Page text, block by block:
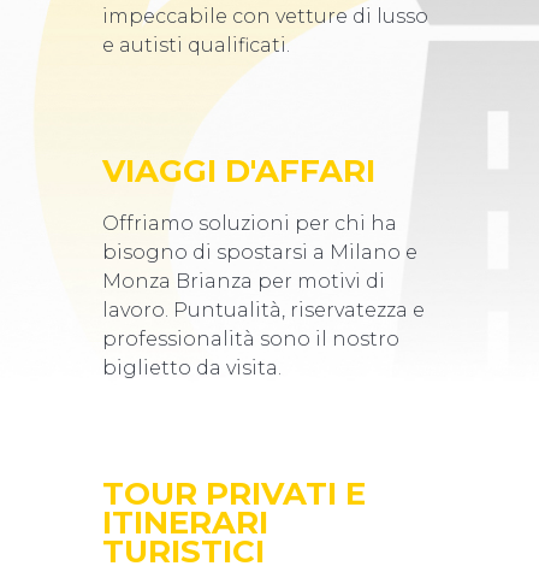
impeccabile con vetture di lusso
e autisti qualificati.
VIAGGI D'AFFARI
Offriamo soluzioni per chi ha
bisogno di spostarsi a Milano e
Monza Brianza per motivi di
lavoro. Puntualità, riservatezza e
professionalità sono il nostro
biglietto da visita.
TOUR PRIVATI E
ITINERARI
TURISTICI